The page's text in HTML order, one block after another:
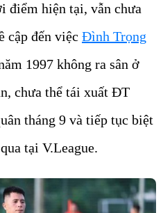
hiện tại, vẫn chưa
cập đến việc Đình Trọng
1997 không ra sân ở
chưa thể tái xuất ĐT
tháng 9 và tiếp tục biệt
tại V.League.